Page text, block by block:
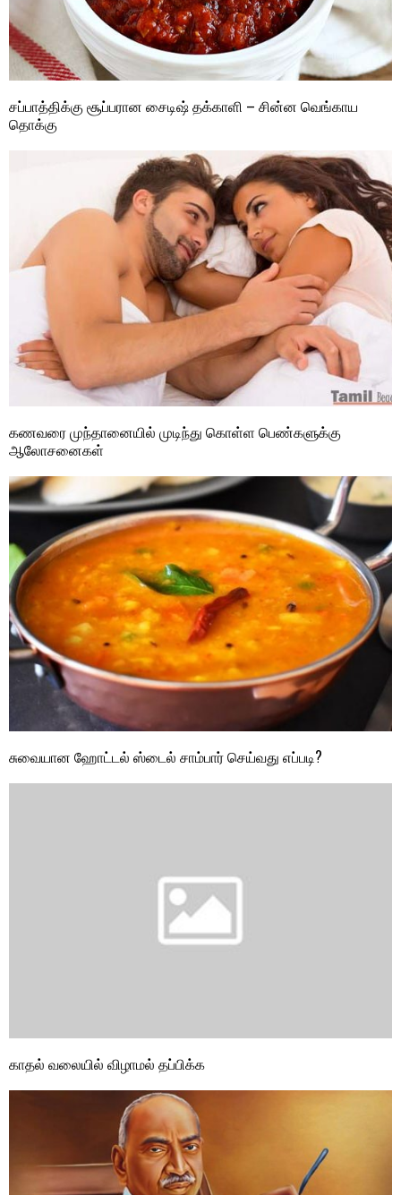
சப்பாத்திக்கு சூப்பரான சைடிஷ் தக்காளி – சின்ன வெங்காய
தொக்கு
க‌ணவரை முந்தானையில் முடிந்து கொள்ள‍ பெண்களுக்கு
ஆலோசனைகள்
சுவையான ஹோட்டல் ஸ்டைல் சாம்பார் செய்வது எப்படி?
காதல் வலையில் விழாமல் தப்பிக்க